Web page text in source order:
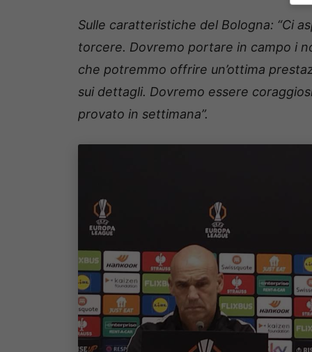
Sulle caratteristiche del Bologna: “Ci
torcere. Dovremo portare in campo i
che potremmo offrire un’ottima
sui dettagli. Dovremo essere
provato in settimana”.